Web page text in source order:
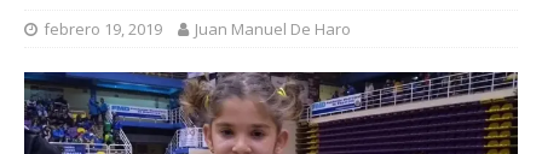
febrero 19, 2019 Juan Manuel De Haro